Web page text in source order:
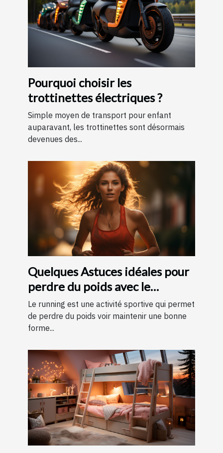
Pourquoi choisir les
trottinettes électriques ?
Simple moyen de transport pour enfant
auparavant, les trottinettes sont désormais
devenues des...
Quelques Astuces idéales pour
perdre du poids avec le
running ?
Le running est une activité sportive qui permet
de perdre du poids voir maintenir une bonne
forme...